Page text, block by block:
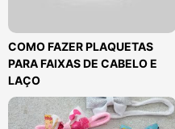
COMO FAZER PLAQUETAS
PARA FAIXAS DE CABELO E
LAÇO